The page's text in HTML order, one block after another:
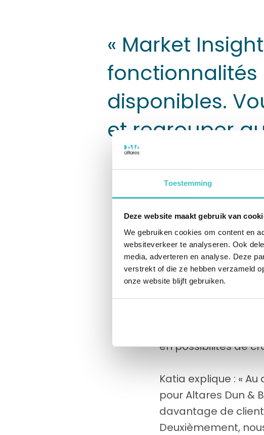
Toestemming
Deze website maakt gebruik van
We gebruiken cookies om content en
websiteverkeer te analyseren. Ook
media, adverteren en analyse. Deze
verstrekt of die ze hebben verzameld
onze website blijft gebruiken.
« Market
disponibles.
et regrouper
Vous cherchez un
de fortes chances
l'entreprise belge
divertissement, de
aux écrans LED,
d'Altares Dun &
d'étendre sa part
présentation sans
Market Insight
en possibilités de
Katia explique : «
pour Altares Dun &
davantage de
Deuxièmement,